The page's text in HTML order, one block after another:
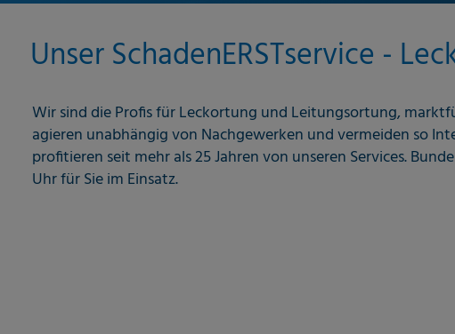
Unser SchadenERSTservice -
Wir sind die Profis für Leckortung und Leitungsortung,
agieren unabhängig von Nachgewerken und vermeiden so
profitieren seit mehr als 25 Jahren von unseren Services.
Uhr für Sie im Einsatz.